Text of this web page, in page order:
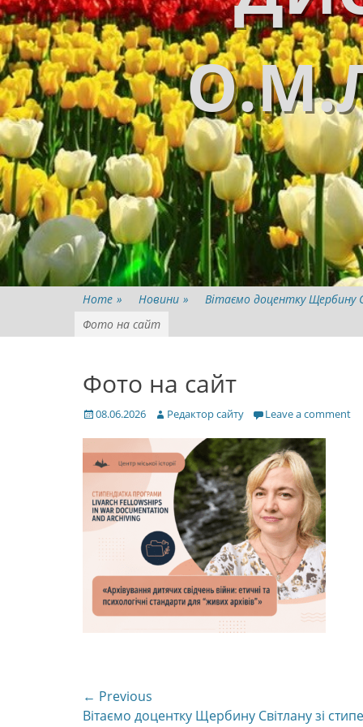
Home » Новини » Вітаємо доцентку Щербину
Фото на сайт
Фото на сайт
Posted
08.06.2026 Author
Редактор сайту Leave a comment
Навігація
← Previous
Previous
Вітаємо доцентку Щербину Світлану зі